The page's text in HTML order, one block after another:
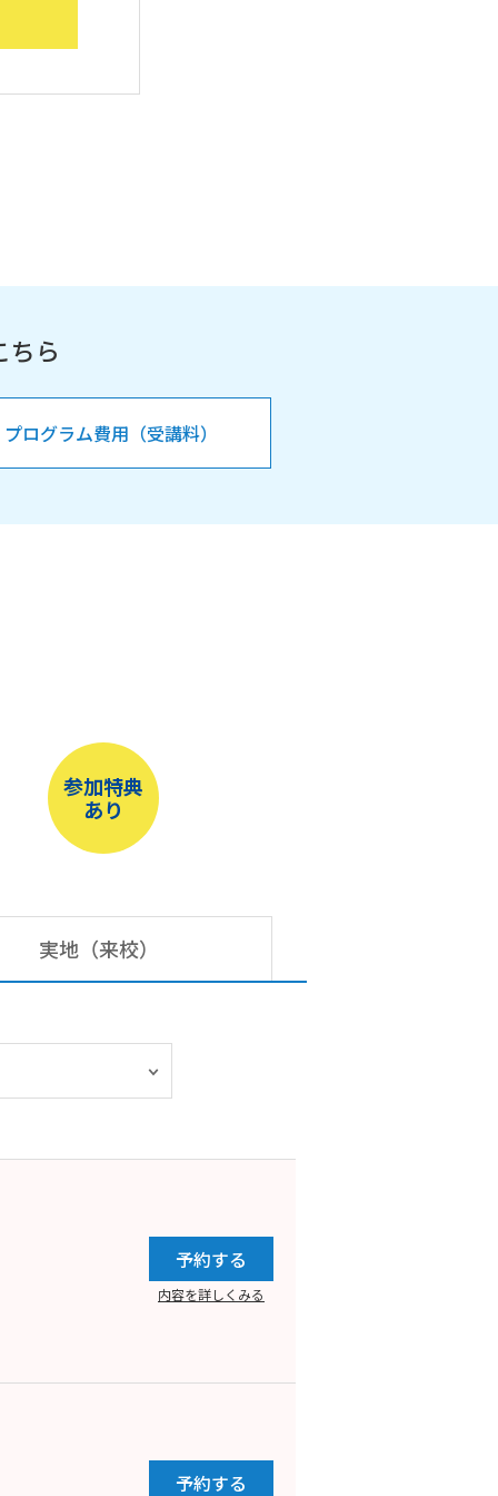
ちら
プログラム費用（受講料）
参加特典
あり
実地（来校）
予約する
内容を詳しくみる
予約する